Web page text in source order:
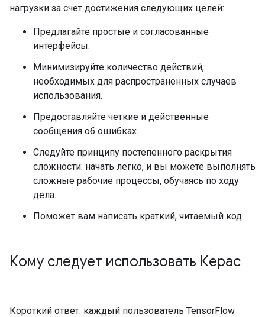
нагрузки за счет достижения следующих целей:
Предлагайте простые и согласованные
интерфейсы.
Минимизируйте количество действий,
необходимых для распространенных случаев
использования.
Предоставляйте четкие и действенные
сообщения об ошибках.
Следуйте принципу постепенного раскрытия
сложности: начать легко, и вы можете выполнять
сложные рабочие процессы, обучаясь по ходу
дела.
Поможет вам написать краткий, читаемый код.
Кому следует использовать Керас
Короткий ответ: каждый пользователь TensorFlow